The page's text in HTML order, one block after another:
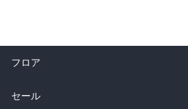
フロア
総合
セール